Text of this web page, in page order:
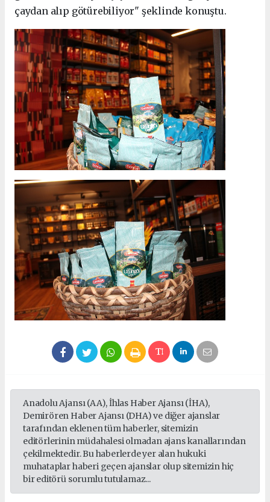
çaydan alıp götürebiliyor" şeklinde konuştu.
Anadolu Ajansı (AA), İhlas Haber Ajansı (İHA),
Demirören Haber Ajansı (DHA) ve diğer ajanslar
tarafından eklenen tüm haberler, sitemizin
editörlerinin müdahalesi olmadan ajans kanallarından
çekilmektedir. Bu haberlerde yer alan hukuki
muhataplar haberi geçen ajanslar olup sitemizin hiç
bir editörü sorumlu tutulamaz...